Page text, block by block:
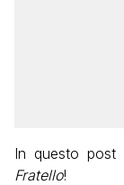
In questo post
Fratello!